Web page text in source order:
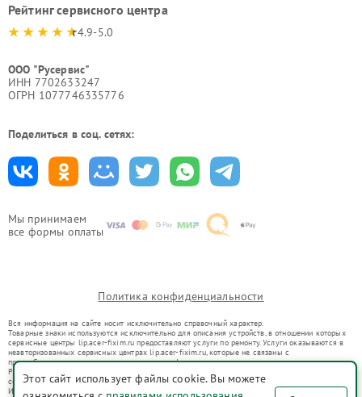
Мы принимаем
все формы оплаты
Рейтинг сервисного центра
4.9-5.0
ООО "Русервис"
ИНН 7702633247
ОГРН 1077746335776
Поделиться в соц. сетях:
Политика конфиденциальности
Вся информация на сайте носит исключительно справочный характер.
Товарные знаки используются исключительно для описания устройств, в отношении которых
сервисные центры lip.acer-fixim.ru предоставляют услуги по ремонту. Услуги оказываются в
неавторизованных сервисных центрах lip.acer-fixim.ru, которые не связаны с
правообладателями товарных знаков или их официальными представителями.
Ремонт осуществляется для устройств, уже введенных в гражданский оборот в соответствии
со статьей 1487 ГК РФ.
Использование товарных знаков не преследует цели индивидуализации услуг или введения
Этот сайт использует файлы cookie. Вы можете